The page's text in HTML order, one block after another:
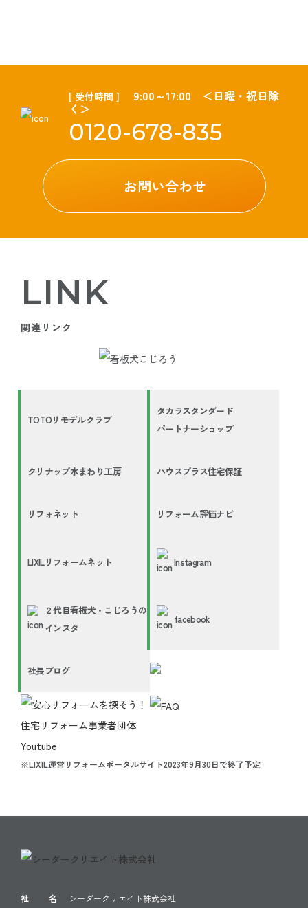
[ 受付時間 ] 9:00～17:00 ＜日曜・祝日除
く＞
0120-678-835
お問い合わせ
LINK
関連リンク
TOTOリモデルクラブ
タカラスタンダード
パートナーショップ
クリナップ水まわり工房 ハウスプラス住宅保証
リフォネット リフォーム評価ナビ
LIXILリフォームネット Instagram
２代目看板犬・こじろうの
インスタ
facebook
社長ブログ
※LIXIL運営リフォームポータルサイト2023年9月30日で終了予定
社 名 シーダークリエイト株式会社